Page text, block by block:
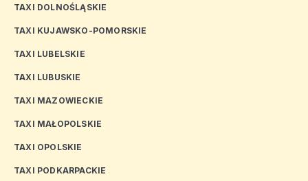
TAXI DOLNOŚLĄSKIE
TAXI KUJAWSKO-POMORSKIE
TAXI LUBELSKIE
TAXI LUBUSKIE
TAXI MAZOWIECKIE
TAXI MAŁOPOLSKIE
TAXI OPOLSKIE
TAXI PODKARPACKIE